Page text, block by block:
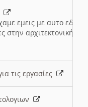
εμεις με αυτο εδω
στην αρχιτεκτονική
τις εργασίες